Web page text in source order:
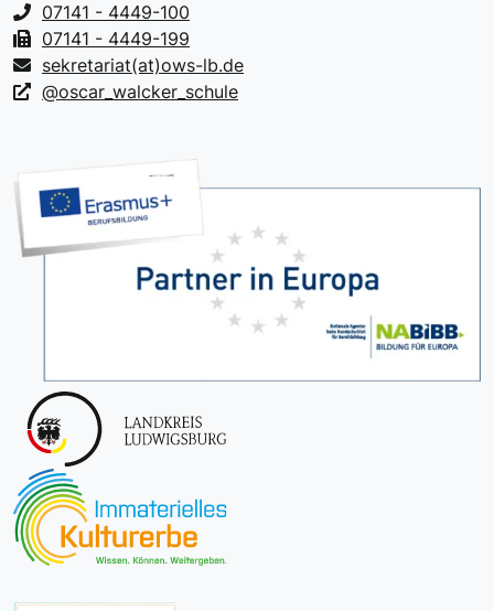
07141 - 4449-100
07141 - 4449-199
sekretariat(at)ows-lb.de
@oscar_walcker_schule